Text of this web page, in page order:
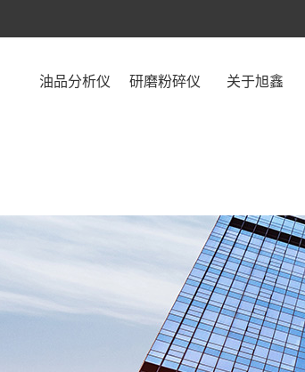
油品分析仪 研磨粉碎仪 关于旭鑫